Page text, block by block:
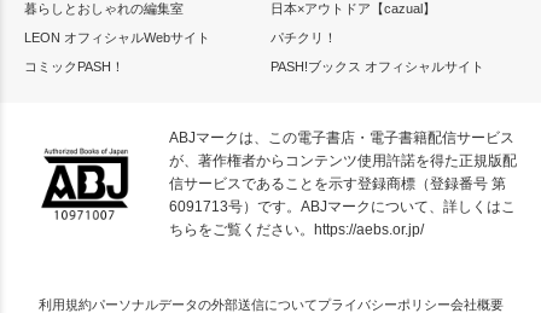
暮らしとおしゃれの編集室
日本×アウトドア【cazual】
LEON オフィシャルWebサイト
パチクリ！
コミックPASH！
PASH!ブックス オフィシャルサイト
ABJマークは、この電子書店・電子書籍配信サービス
が、著作権者からコンテンツ使用許諾を得た正規版配
信サービスであることを示す登録商標（登録番号 第
6091713号）です。ABJマークについて、詳しくはこ
ちらをご覧ください。
https://aebs.or.jp/
利用規約パーソナルデータの外部送信についてプライバシーポリシー会社概要